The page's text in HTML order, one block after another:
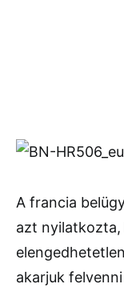
A francia
azt nyilatkozta,
akarjuk